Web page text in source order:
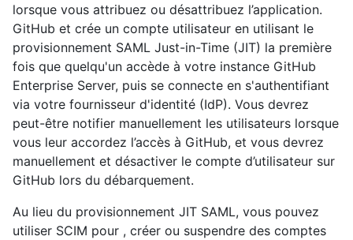
lorsque vous attribuez ou désattribuez l’application.
GitHub et crée un compte utilisateur en utilisant le
provisionnement SAML Just-in-Time (JIT) la première
fois que quelqu'un accède à votre instance GitHub
Enterprise Server, puis se connecte en s'authentifiant
via votre fournisseur d'identité (IdP). Vous devrez
peut-être notifier manuellement les utilisateurs lorsque
vous leur accordez l’accès à GitHub, et vous devrez
manuellement et désactiver le compte d’utilisateur sur
GitHub lors du débarquement.
Au lieu du provisionnement JIT SAML, vous pouvez
utiliser SCIM pour , créer ou suspendre des comptes